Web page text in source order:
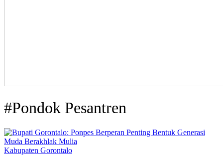
#Pondok Pesantren
Kabupaten Gorontalo